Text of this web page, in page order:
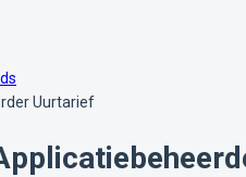
Uurtarief